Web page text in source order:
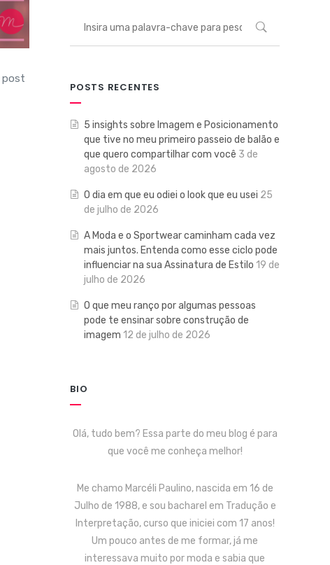
post
POSTS RECENTES
5 insights sobre Imagem e Posicionamento
que tive no meu primeiro passeio de balão e
que quero compartilhar com você 3 de
agosto de 2026
O dia em que eu odiei o look que eu usei 25
de julho de 2026
A Moda e o Sportwear caminham cada vez
mais juntos. Entenda como esse ciclo pode
influenciar na sua Assinatura de Estilo 19 de
julho de 2026
O que meu ranço por algumas pessoas
pode te ensinar sobre construção de
imagem 12 de julho de 2026
BIO
Olá, tudo bem? Essa parte do meu blog é para
que você me conheça melhor!
Me chamo Marcéli Paulino, nascida em 16 de
Julho de 1988, e sou bacharel em Tradução e
Interpretação, curso que iniciei com 17 anos!
Um pouco antes de me formar, já me
interessava muito por moda e sabia que